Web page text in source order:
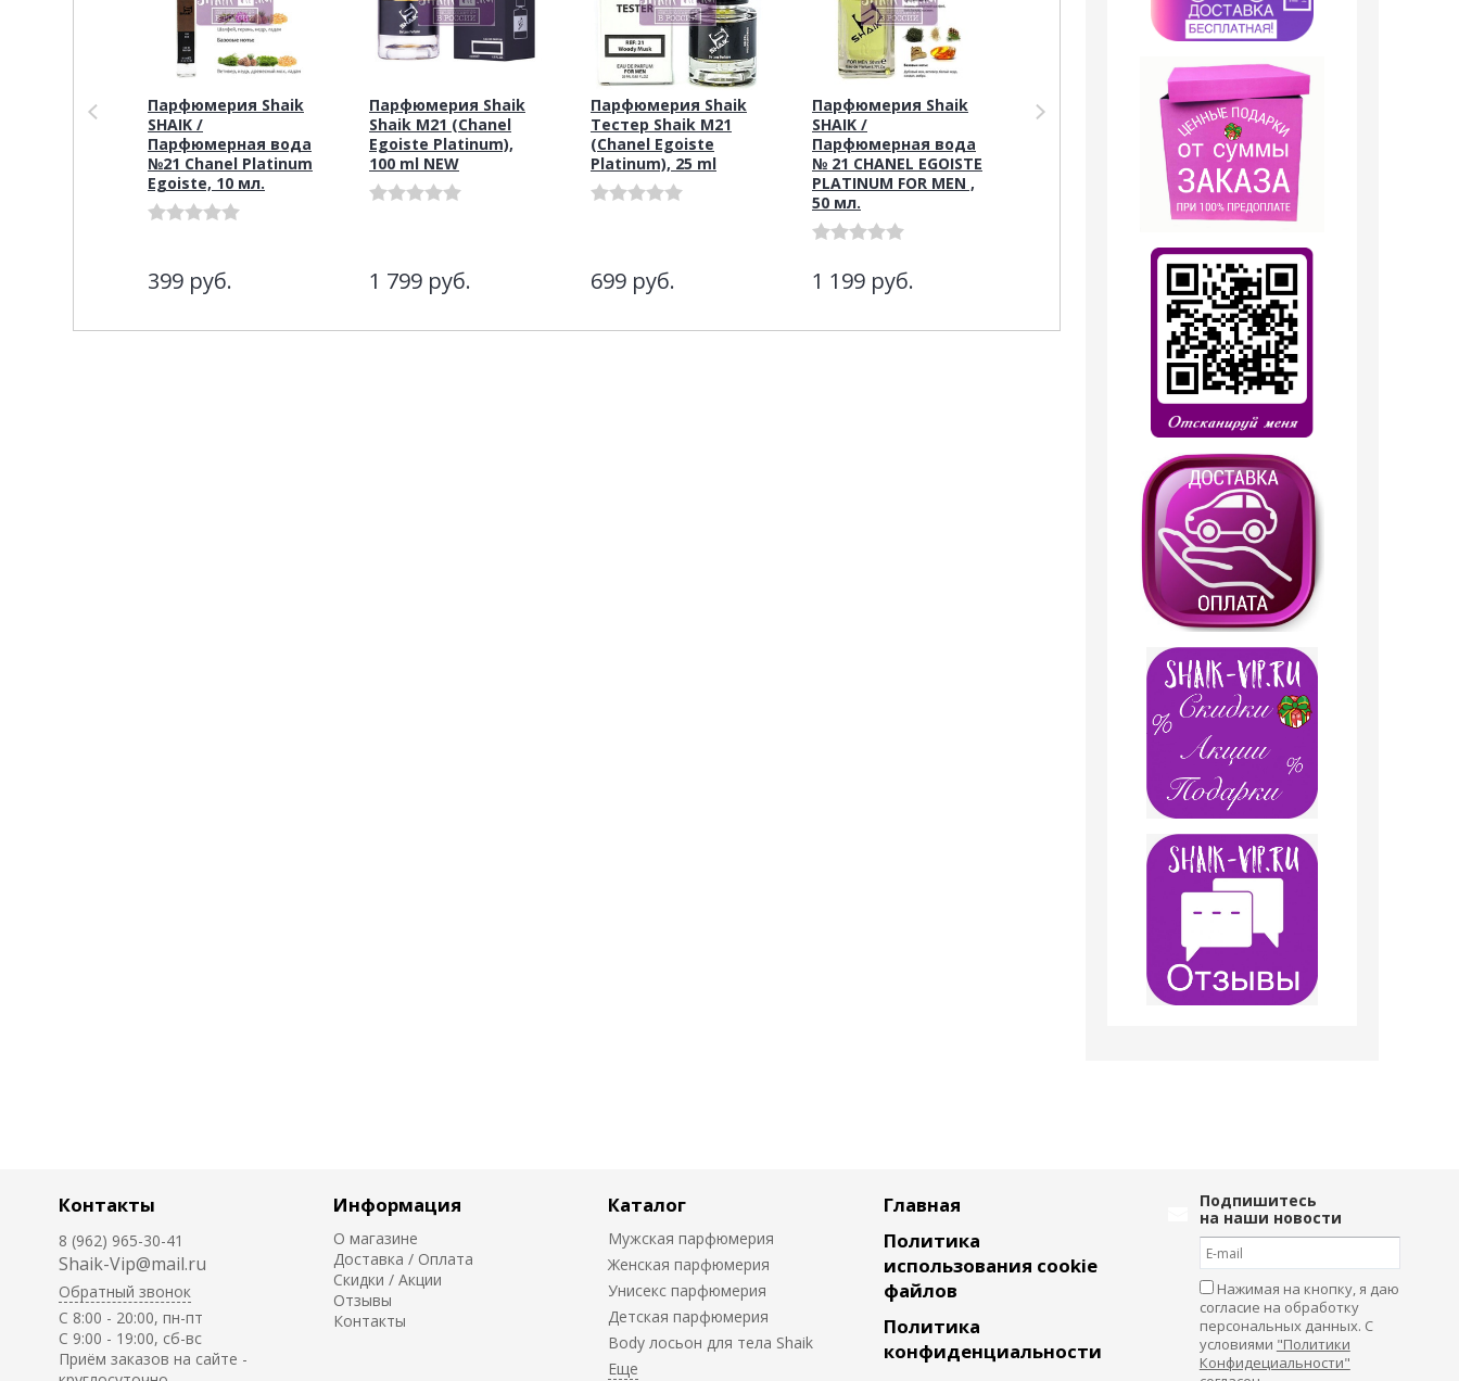
Парфюмерия Shaik
SHAIK /
Парфюмерная вода
№21 Chanel Platinum
Egoiste, 10 мл.
399 руб.
Парфюмерия Shaik
Shaik M21 (Chanel
Egoiste Platinum),
100 ml NEW
1 799 руб.
Парфюмерия Shaik
Тестер Shaik M21
(Chanel Egoiste
Platinum), 25 ml
699 руб.
Парфюмерия Shaik
SHAIK /
Парфюмерная вода
№ 21 CHANEL EGOISTE
PLATINUM FOR MEN ,
50 мл.
1 199 руб.
Парфюмерия Shaik
SHAIK / Парфюмерная
вода №21 Chanel
Egoiste Platinum 20
13 отзывов
Дезодорант Shaik
Парфюмированный
дезодорант № 21
Chanel Egoiste
Platinum, 200 мл.
499
Контакты
8 (962) 965-30-41
Shaik-Vip@mail.ru
Обратный звонок
C 8:00 - 20:00, пн-пт
С 9:00 - 19:00, сб-вс
Приём заказов на сайте -
Информация
О магазине
Доставка / Оплата
Скидки / Акции
Отзывы
Контакты
Каталог
Мужская парфюмерия
Женская парфюмерия
Унисекс парфюмерия
Детская парфюмерия
Body лосьон для тела Shaik
Главная
Политика
использования cookie
файлов
Политика
конфиденциальности
Подпишитесь
на наши новости
Нажимая на кнопку, я даю
согласие на обработку
персональных данных. С
условиями "Политики
Конфидециальности"